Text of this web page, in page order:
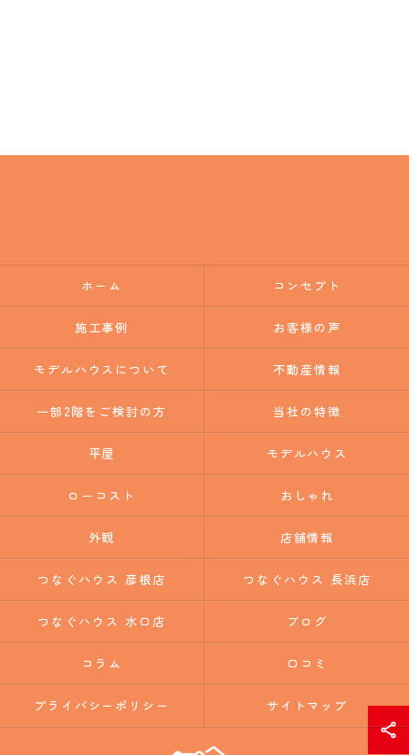
ホーム コンセプト
施工事例 お客様の声
モデルハウスについて 不動産情報
一部2階をご検討の方 当社の特徴
平屋 モデルハウス
ローコスト おしゃれ
外観 店舗情報
つなぐハウス 彦根店 つなぐハウス 長浜店
つなぐハウス 水口店 ブログ
コラム 口コミ
プライバシーポリシー サイトマップ